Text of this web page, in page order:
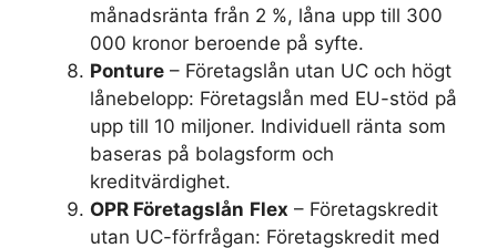
månadsränta från 2 %, låna upp till 300
000 kronor beroende på syfte.
Ponture – Företagslån utan UC och högt
lånebelopp: Företagslån med EU-stöd på
upp till 10 miljoner. Individuell ränta som
baseras på bolagsform och
kreditvärdighet.
OPR Företagslån Flex – Företagskredit
utan UC-förfrågan: Företagskredit med